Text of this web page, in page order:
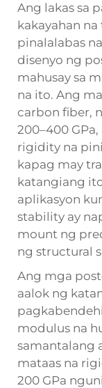
Ang lakas sa
kakayahan
pinalalabas
disenyo ng
mahusay sa
na ito. Ang
carbon fiber,
200–400
rigidity na
kapag may
katangiang
aplikasyon
stability ay
mount ng
ng structural
Ang mga
aalok ng
modulus na
samantalang
mataas na
200 GPa